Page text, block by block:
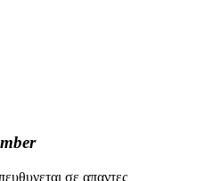
σε απαντες